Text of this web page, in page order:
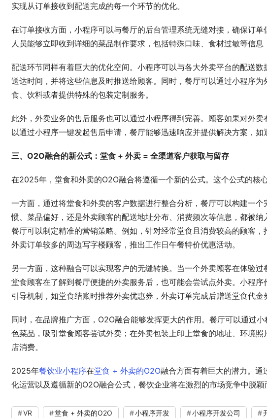
实现从订单接收到配送完成的每一个环节的优化。
在订单接收方面，小程序可以与餐厅的后台管理系统无缝对接，确保订
人员能够立即收到详细的菜品制作要求，包括特殊口味、食材过敏等信息
配送环节同样有着巨大的优化空间。小程序可以与各大外卖平台的配送
送达时间，并将这些信息及时推送给顾客。同时，餐厅可以通过小程序
食、饮料或者提供特殊的包装定制服务。
此外，外卖业务的售后服务也可以通过小程序得到完善。顾客如果对外
以通过小程序一键发起售后申请，餐厅能够迅速响应并提供解决方案，如
三、O2O融合的新公式：堂食 + 外卖 = 全渠道客户获取与留存
在2025年，堂食和外卖的O2O融合将遵循一个新的公式。这个公式的核
一方面，通过将堂食和外卖的客户数据进行整合分析，餐厅可以构建一
惯、菜品偏好，还是外卖顾客的配送地址分布、消费频次等信息，都被纳
餐厅可以制定精准的营销策略。例如，针对经常堂食且消费较高的顾客
外卖订单较多的周边写字楼顾客，推出工作日午餐特价优惠活动。
另一方面，这种融合可以实现客户的无缝转换。当一个外卖顾客在体验
堂食顾客在了解到餐厅便捷的外卖服务后，也可能会尝试点外卖。小程
引导机制，如堂食结账时推荐外卖优惠券，外卖订单完成后赠送堂食代金
同时，在品牌推广方面，O2O融合能够发挥更大的作用。餐厅可以通过
色菜品，吸引堂食顾客尝试外卖；在外卖包装上印上堂食的地址、环境
店消费。
2025年餐饮业小程序在堂食 + 外卖的O2O融合方面有着巨大的潜力。通
化运营以及遵循新的O2O融合公式，餐饮企业将在激烈的市场竞争中脱颖
VR 堂食 + 外卖的O2O 小程序开发 小程序开发公司